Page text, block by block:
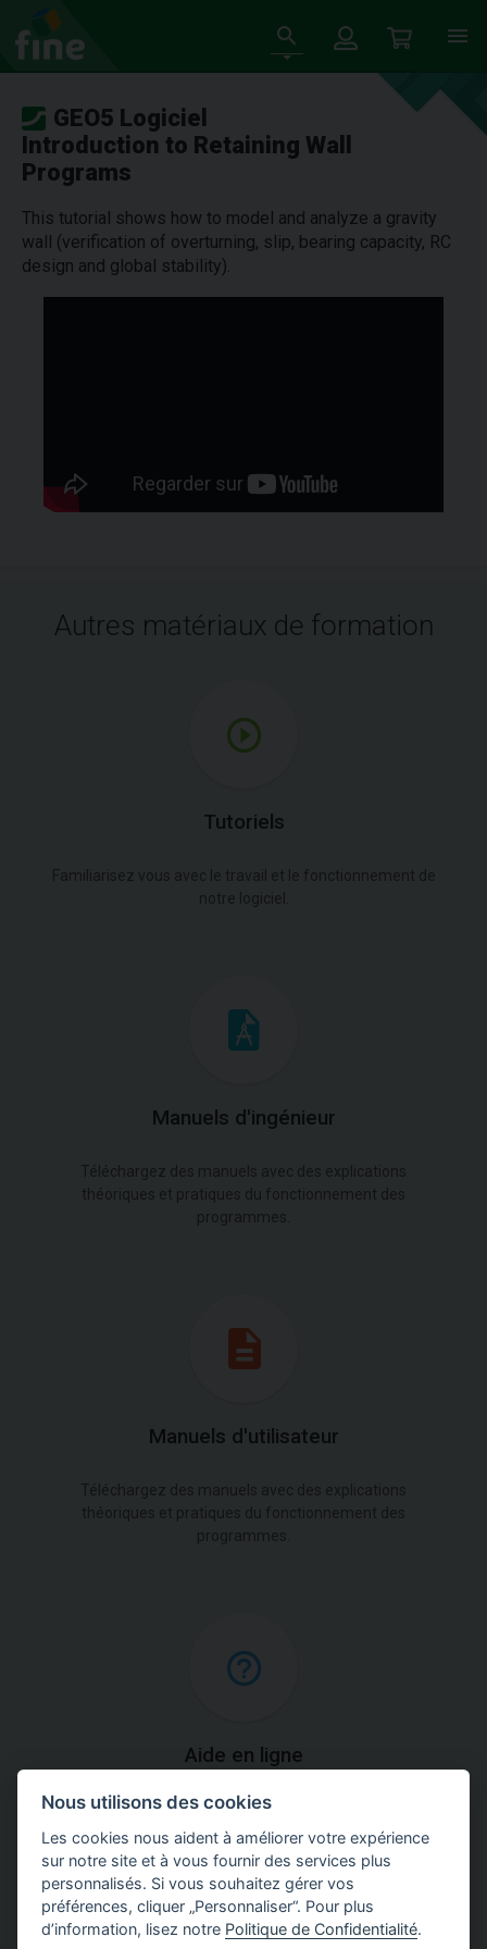
GEO5 Logiciel
Introduction to Retaining Wall
Programs
This tutorial shows how to model and analyze a gravity
wall (verification of overturning, slip, bearing capacity, RC
design and global stability).
Autres matériaux de formation
Tutoriels
Familiarisez vous avec le travail et le fonctionnement de
notre logiciel.
Manuels d'ingénieur
Téléchargez des manuels avec des explications
théoriques et pratiques du fonctionnement des
programmes.
Manuels d'utilisateur
Téléchargez des manuels avec des explications
théoriques et pratiques du fonctionnement des
programmes.
Aide en ligne
Retrouvez des explications des méthodes d'analyse
utilisées dans notre logiciel.
Nous utilisons des cookies
Les cookies nous aident à améliorer votre expérience
sur notre site et à vous fournir des services plus
personnalisés. Si vous souhaitez gérer vos
préférences, cliquer „Personnaliser“. Pour plus
d’information, lisez notre Politique de Confidentialité.